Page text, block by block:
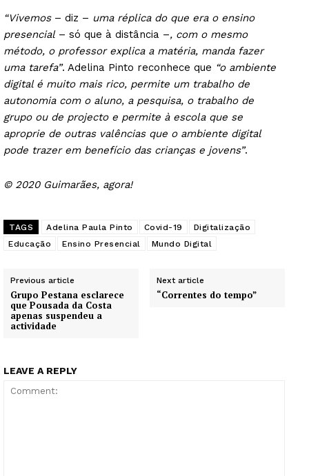
“Vivemos – diz – uma réplica do que era o ensino
presencial– só que à distância –, com o mesmo
método, o professor explica a matéria, manda fazer
uma tarefa”. Adelina Pinto reconhece que “o ambiente
digital é muito mais rico, permite um trabalho de
autonomia com o aluno, a pesquisa, o trabalho de
grupo ou de projecto e permite à escola que se
aproprie de outras valências que o ambiente digital
pode trazer em benefício das crianças e jovens”.
© 2020 Guimarães, agora!
TAGS Adelina Paula Pinto Covid-19
Digitalização
Educação
Ensino Presencial Mundo Digital
Previous article
Grupo Pestana esclarece
que Pousada da Costa
apenas suspendeu a
actividade
Next article
“Correntes do tempo”
LEAVE A REPLY